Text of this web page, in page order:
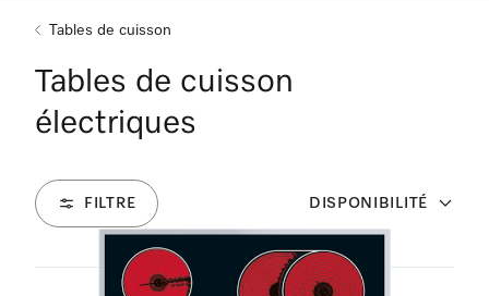
Tables de cuisson
Tables de cuisson
électriques
FILTRE DISPONIBILITÉ